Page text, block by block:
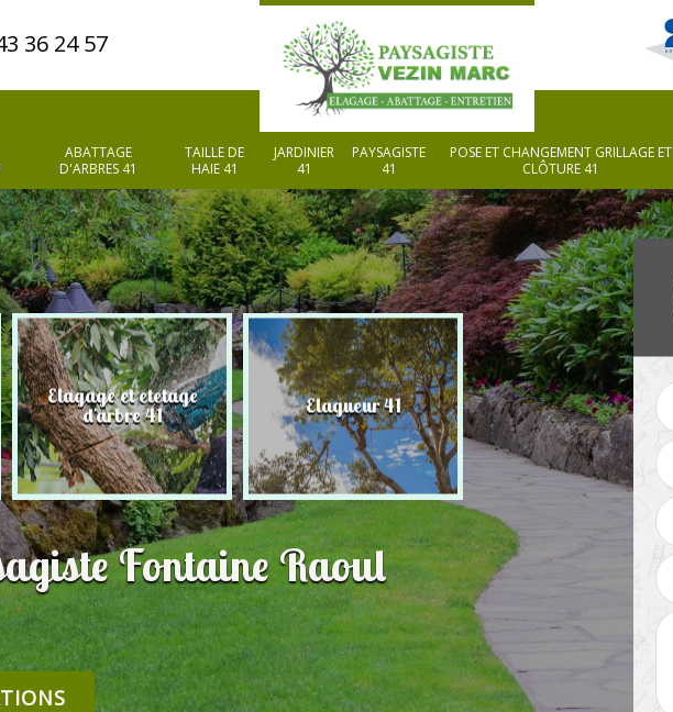
36 24 57
ABATTAGE
D'ARBRES 41
TAILLE DE
HAIE 41
JARDINIER
41
PAYSAGISTE
41
POSE ET CHANGEMENT GRILLAGE ET
CLÔTURE 41
Elagage et etetage
d'arbre 41 Elagueur 41 Paysagiste 41
Fontaine Raoul